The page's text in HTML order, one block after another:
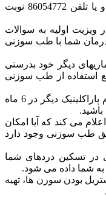
و یا تلفن 86054772 نوبت
اولیه به سوالات
درمان شما با طب سوزنی
دیگر خود بدرستی
استفاده از طب سوزنی
در صورت انجام آزمایش یا هر اقدام پاراکلینیک دیگر در 6 ماه
می ­کند که آیا امکان
طب سوزنی وجود دارد
تسکین دردهای شما
به شما داده می­ شود.
بودن سوزن­ ها، تهیه